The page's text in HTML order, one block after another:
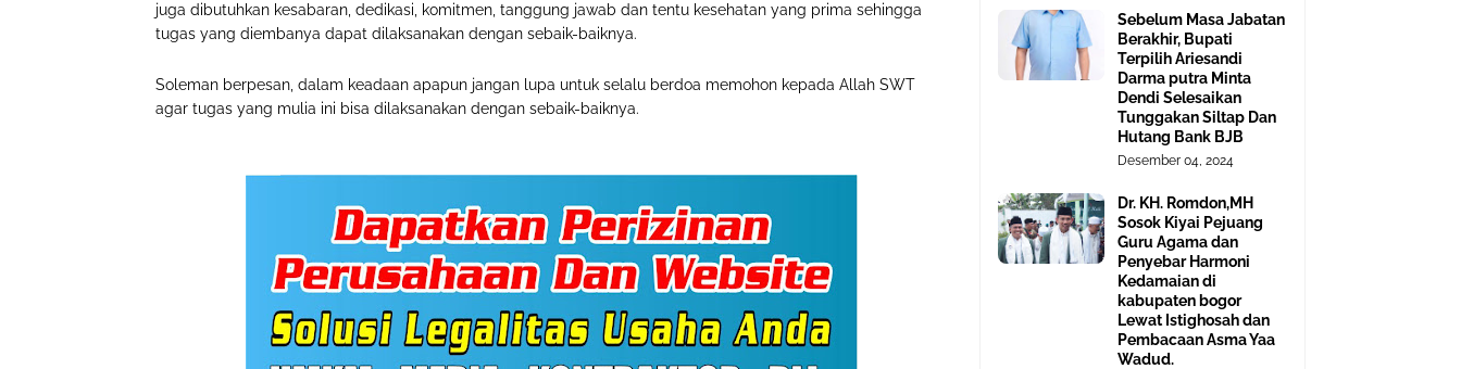
juga dibutuhkan kesabaran, dedikasi, komitmen, tanggung jawab dan tentu kesehatan yang prima sehingga
tugas yang diembanya dapat dilaksanakan dengan sebaik-baiknya.
Soleman berpesan, dalam keadaan apapun jangan lupa untuk selalu berdoa memohon kepada Allah SWT
agar tugas yang mulia ini bisa dilaksanakan dengan sebaik-baiknya.
Sebelum Masa Jabatan
Berakhir, Bupati
Terpilih Ariesandi
Darma putra Minta
Dendi Selesaikan
Tunggakan Siltap Dan
Hutang Bank BJB
Desember 04, 2024
Dr. KH. Romdon,MH
Sosok Kiyai Pejuang
Guru Agama dan
Penyebar Harmoni
Kedamaian di
kabupaten bogor
Lewat Istighosah dan
Pembacaan Asma Yaa
Wadud.